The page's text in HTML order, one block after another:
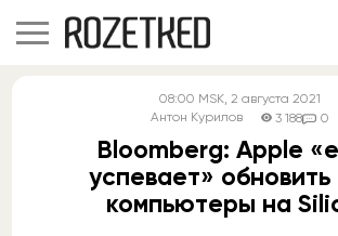
08:00 MSK, 2 августа 2021
Антон Курилов
3 188 0
Bloomberg: Apple
успевает» обновить
компьютеры на